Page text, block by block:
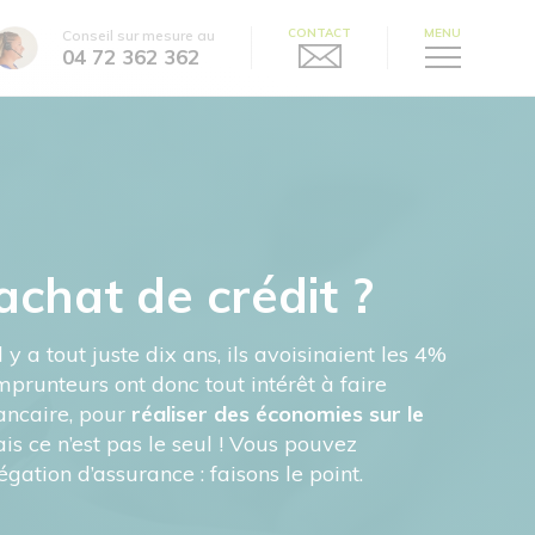
Conseil sur mesure au
04 72 362 362
CONTACT MENU
de crédit ?
a tout juste dix ans, ils avoisinaient les 4%
ont donc tout intérêt à faire
pour réaliser des économies sur le
ce n’est pas le seul ! Vous pouvez
d’assurance : faisons le point.